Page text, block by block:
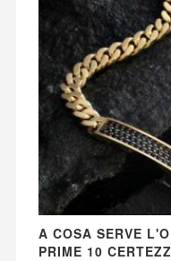
A COSA SERVE
PRIME 10